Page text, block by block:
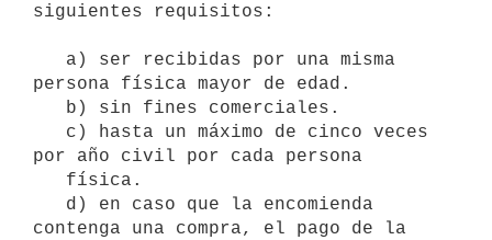
siguientes requisitos:
persona física mayor de edad.
por año civil por cada persona
contenga una compra, el pago de la